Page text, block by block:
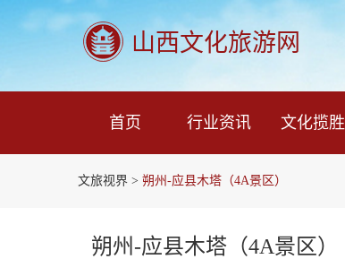
山西文化旅游网
首页 行业资讯 文化揽胜
文旅视界 > 朔州-应县木塔（4A景区）
朔州-应县木塔（4A景区）